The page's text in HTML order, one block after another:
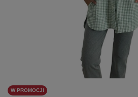
W PROMOCJI